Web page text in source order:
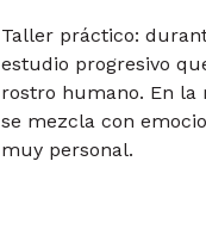
Taller práctico:
estudio progresivo
rostro humano. En la
se mezcla con
muy personal.